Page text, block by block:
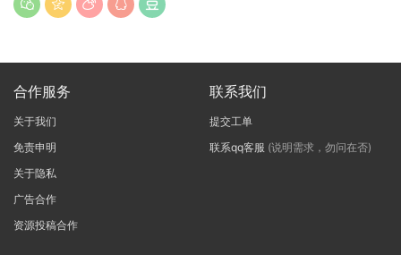
合作服务
关于我们
免责申明
关于隐私
广告合作
资源投稿合作
联系我们
提交工单
联系qq客服 (说明需求，勿问在否)